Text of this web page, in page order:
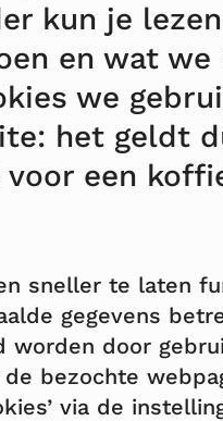
kun je
en wat we
we
het geldt
een
sneller te laten
gegevens
door
bezochte
via de